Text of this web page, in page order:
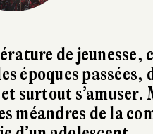
de jeunesse,
époques passées,
surtout s’amuser.
méandres de la